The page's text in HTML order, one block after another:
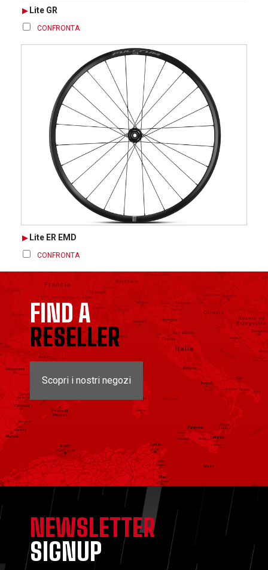
Lite GR
CONFRONTA
Lite ER EMD
CONFRONTA
FIND A
RESELLER
Scopri i nostri negozi
NEWSLETTER
SIGNUP